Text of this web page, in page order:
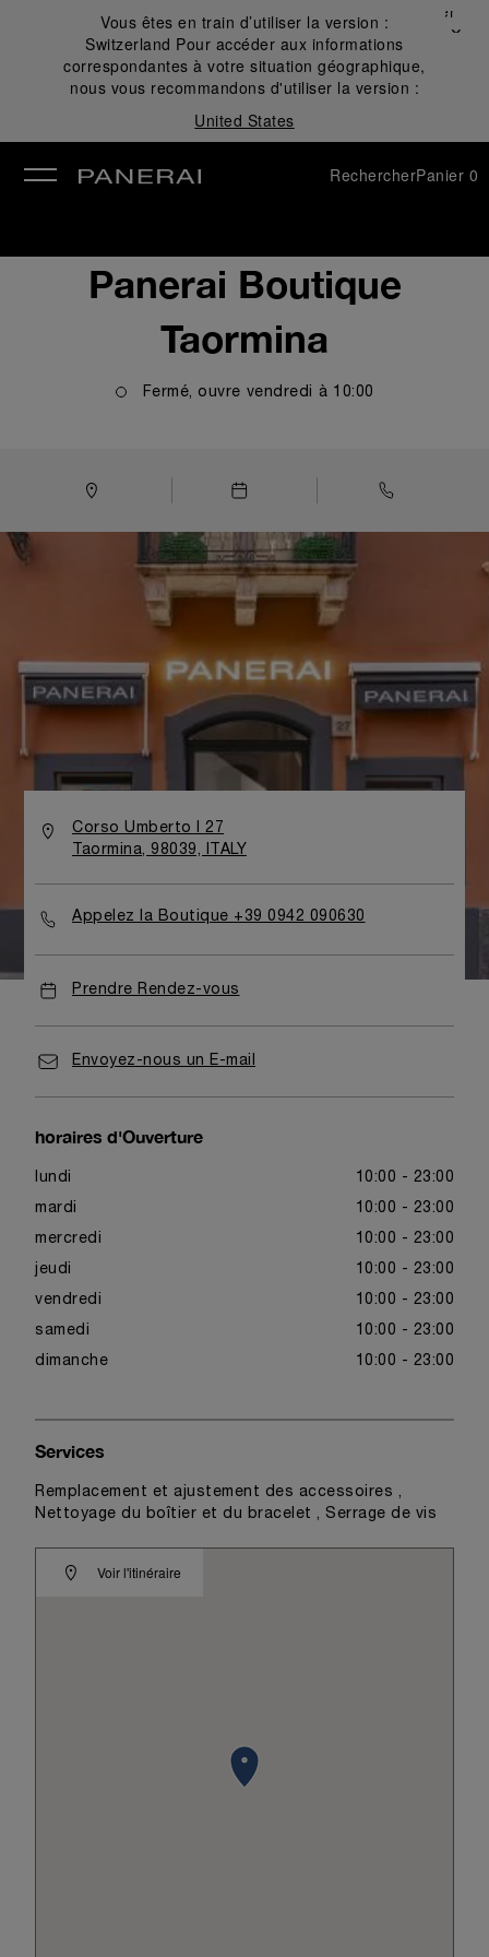
Vous êtes en train d’utiliser la version :
Switzerland Pour accéder aux informations
correspondantes à votre situation géographique,
nous vous recommandons d'utiliser la version :
United States
Fermer
✕
RechercherPanier 0
Panerai Boutique
Taormina
Fermé, ouvre vendredi à 10:00
Corso Umberto I 27
Taormina, 98039, ITALY
Appelez la Boutique +39 0942 090630
Prendre Rendez-vous
Envoyez-nous un E-mail
horaires d'Ouverture
lundi 10:00 - 23:00
mardi 10:00 - 23:00
mercredi 10:00 - 23:00
jeudi 10:00 - 23:00
vendredi 10:00 - 23:00
samedi 10:00 - 23:00
dimanche 10:00 - 23:00
Voir l'itinéraire
Services
Remplacement et ajustement des accessoires ,
Nettoyage du boîtier et du bracelet , Serrage de vis